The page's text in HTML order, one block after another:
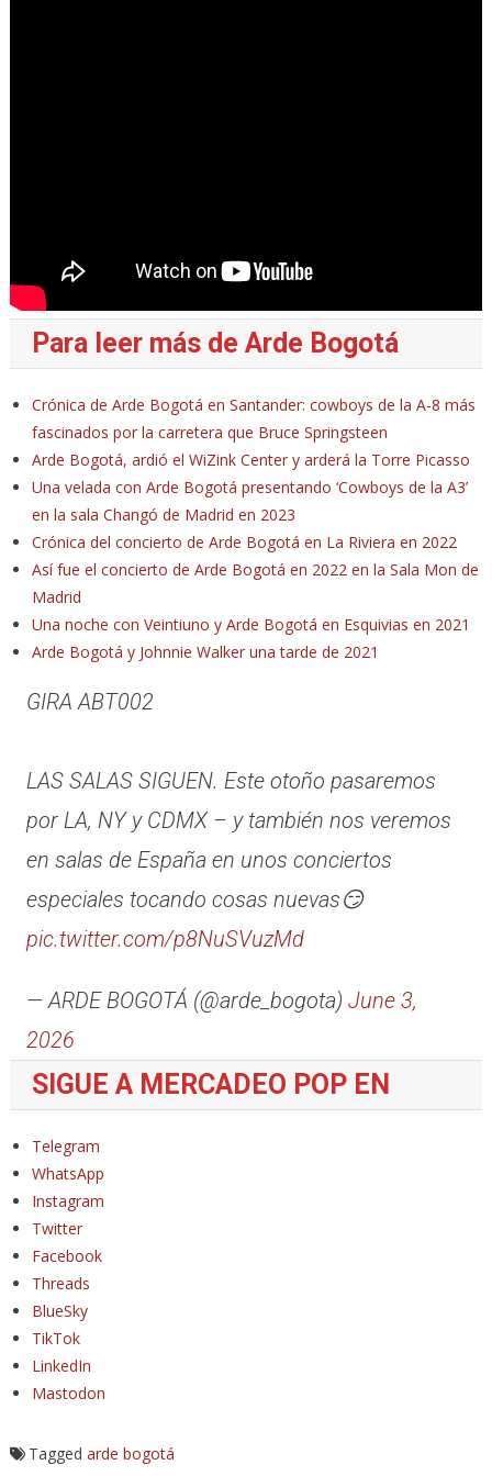
Para leer más de Arde Bogotá
Crónica de Arde Bogotá en Santander: cowboys de la A-8 más
fascinados por la carretera que Bruce Springsteen
Arde Bogotá, ardió el WiZink Center y arderá la Torre Picasso
Una velada con Arde Bogotá presentando ‘Cowboys de la A3’
en la sala Changó de Madrid en 2023
Crónica del concierto de Arde Bogotá en La Riviera en 2022
Así fue el concierto de Arde Bogotá en 2022 en la Sala Mon de
Madrid
Una noche con Veintiuno y Arde Bogotá en Esquivias en 2021
Arde Bogotá y Johnnie Walker una tarde de 2021
GIRA ABT002
LAS SALAS SIGUEN. Este otoño pasaremos
por LA, NY y CDMX – y también nos veremos
en salas de España en unos conciertos
especiales tocando cosas nuevas😏
pic.twitter.com/p8NuSVuzMd
— ARDE BOGOTÁ (@arde_bogota) June 3,
2026
SIGUE A MERCADEO POP EN
Telegram
WhatsApp
Instagram
Twitter
Facebook
Threads
BlueSky
TikTok
LinkedIn
Mastodon
Tagged arde bogotá